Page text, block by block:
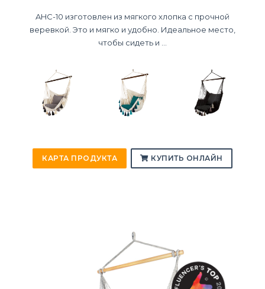
AHC-10 изготовлен из мягкого хлопка с прочной
веревкой. Это и мягко и удобно. Идеальное место,
чтобы сидеть и ...
КАРТА ПРОДУКТА КУПИТЬ ОНЛАЙН